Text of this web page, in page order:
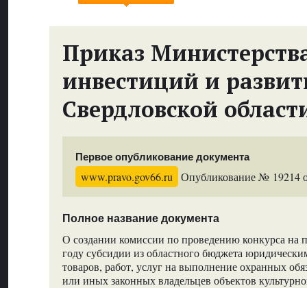
Приказ
инвестиций и
Свердловской
Первое опубликование документа
www.pravo.gov66.ru Опубликование № 19214
Полное название документа
О создании комиссии по проведению конкурса на
году субсидии из областного бюджета
товаров, работ, услуг на выполнение охранных
или иных законных владельцев объектов